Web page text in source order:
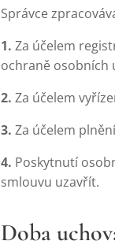
Správce
1. Za účelem
ochraně osobních
2. Za účelem
3. Za účelem
4. Poskytnutí
smlouvu uzavřít.
Doba